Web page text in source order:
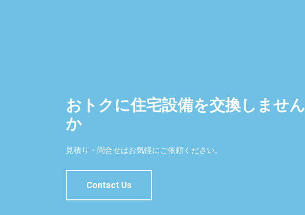
おトクに住宅設備を交換しません
か
見積り・問合せはお気軽にご依頼ください。
Contact Us